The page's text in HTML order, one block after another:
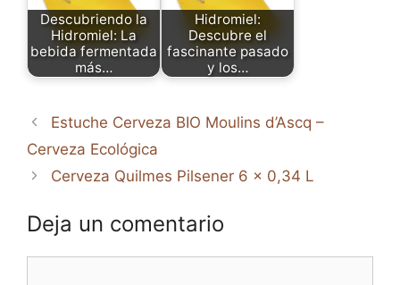
Descubriendo la
Hidromiel: La
bebida fermentada
más…
Hidromiel:
Descubre el
fascinante pasado
y los…
Estuche Cerveza BIO Moulins d’Ascq –
Cerveza Ecológica
Cerveza Quilmes Pilsener 6 x 0,34 L
Deja un comentario